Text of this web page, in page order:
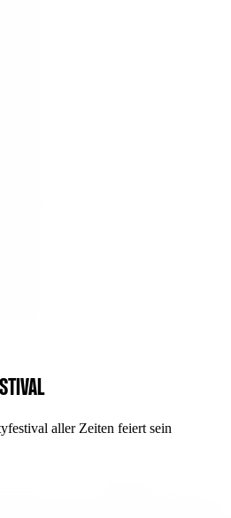
aller Zeiten feiert sein